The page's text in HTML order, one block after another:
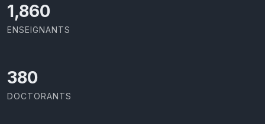
2,029
ENSEIGNANTS
414
DOCTORANTS